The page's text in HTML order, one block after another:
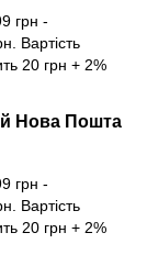
грн -
Вартість
20 грн + 2%
Нова Пошта
грн -
Вартість
20 грн + 2%